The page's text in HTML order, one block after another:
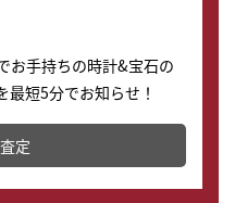
お手持ちの時計&宝石の
短5分でお知らせ！
知ることが出来ます。
定